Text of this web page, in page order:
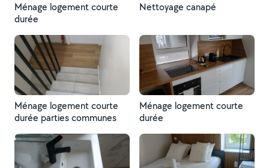
Ménage logement courte
durée
Nettoyage canapé
Ménage logement courte
durée parties communes
Ménage logement courte
durée